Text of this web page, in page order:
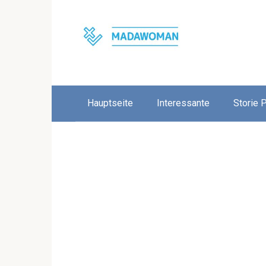
Hauptseite Interessante Storie